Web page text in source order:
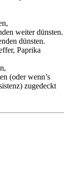
weiter dünsten.
dünsten.
Paprika
(oder wenn’s
zugedeckt